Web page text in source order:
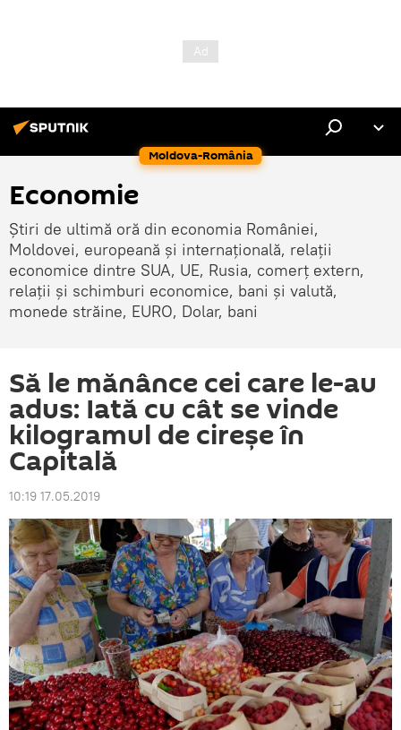
Moldova-România
Economie
Știri de ultimă oră din economia României,
Moldovei, europeană și internațională, relații
economice dintre SUA, UE, Rusia, comerț extern,
relații și schimburi economice, bani și valută,
monede străine, EURO, Dolar, bani
Să le mănânce cei care le-au
adus: Iată cu cât se vinde
kilogramul de cireșe în
Capitală
10:19 17.05.2019